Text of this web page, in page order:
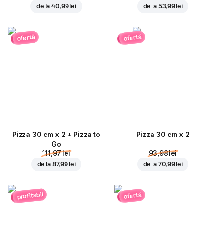
de la40,99 lei de la 53,99 lei
ofertă
Pizza 30 cm x 2 + Pizza to
Go
111,97 lei
de la 87,99 lei
ofertă
Pizza 30 cm x 2
93,98 lei
de la 70,99 lei
profitabil ofertă